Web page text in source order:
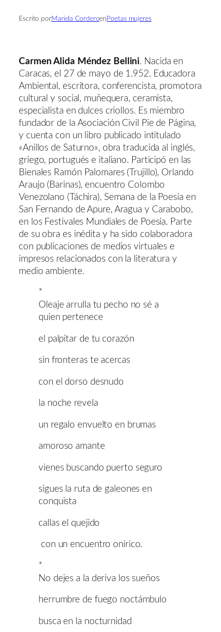
Escrito porMariela Corderoen Poetas mujeres
Carmen Alida Méndez Bellini. Nacida en
Caracas, el 27 de mayo de 1.952. Educadora
Ambiental, escritora, conferencista, promotora
cultural y social, muñequera, ceramista,
especialista en dulces criollos. Es miembro
fundador de la Asociación Civil Pie de Página,
y cuenta con un libro publicado intitulado
«Anillos de Saturno», obra traducida al inglés,
griego, portugués e italiano. Participó en las
Bienales Ramón Palomares (Trujillo), Orlando
Araujo (Barinas), encuentro Colombo
Venezolano (Táchira), Semana de la Poesía en
San Fernando de Apure, Aragua y Carabobo,
en los Festivales Mundiales de Poesía. Parte
de su obra es inédita y ha sido colaboradora
con publicaciones de medios virtuales e
impresos relacionados con la literatura y
medio ambiente.
*
Oleaje arrulla tu pecho no sé a
quien pertenece
el palpitar de tu corazón
sin fronteras te acercas
con el dorso desnudo
la noche revela
un regalo envuelto en brumas
amoroso amante
vienes buscando puerto seguro
sigues la ruta de galeones en
conquista
callas el quejido
con un encuentro onírico.
*
No dejes a la deriva los sueños
herrumbre de fuego noctámbulo
busca en la nocturnidad